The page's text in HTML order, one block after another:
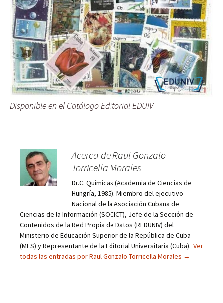
Disponible en el Catálogo Editorial EDUIV
Acerca de Raul Gonzalo
Torricella Morales
Dr.C. Químicas (Academia de Ciencias de
Hungría, 1985). Miembro del ejecutivo
Nacional de la Asociación Cubana de
Ciencias de la Información (SOCICT), Jefe de la Sección de
Contenidos de la Red Propia de Datos (REDUNIV) del
Ministerio de Educación Superior de la República de Cuba
(MES) y Representante de la Editorial Universitaria (Cuba). Ver
todas las entradas por Raul Gonzalo Torricella Morales →